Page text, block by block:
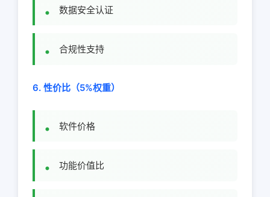
数据安全认证
合规性支持
6. 性价比（5%权重）
软件价格
功能价值比